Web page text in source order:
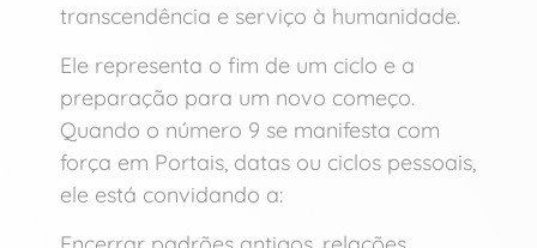
transcendência e serviço à humanidade.
Ele representa o fim de um ciclo e a
preparação para um novo começo.
Quando o número 9 se manifesta com
força em Portais, datas ou ciclos pessoais,
ele está convidando a: